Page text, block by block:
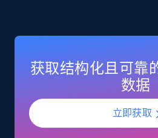
Google Play Store reviews
URL, Review id, Reviewer
Review rating, Review, Found
more.
获取结构化且可靠
数据
立即获取